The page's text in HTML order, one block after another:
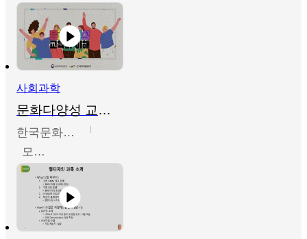
사회과학
문화다양성 교육의 이해
한국문화예술교육진흥원
모경환,성상환,정문성